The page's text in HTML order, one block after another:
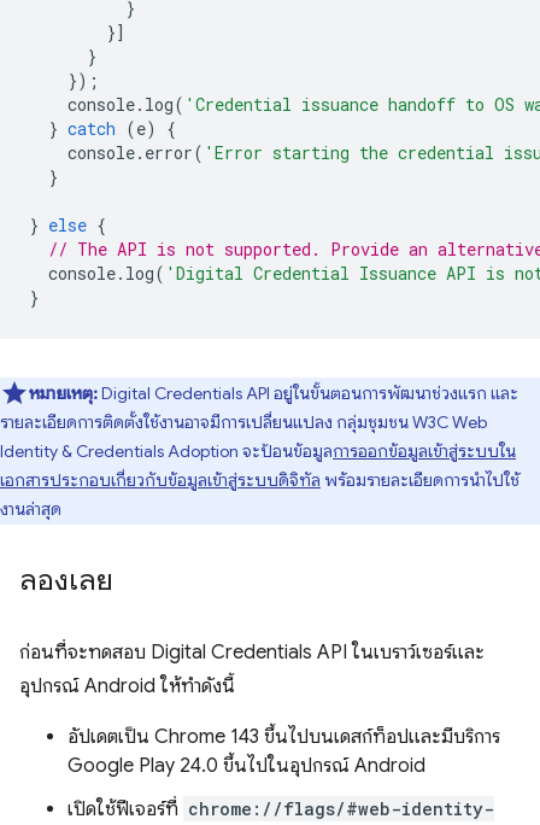
}
}]
}
});
console. log( 'Credential issuance handoff to OS
} catch (e)
{
console. error( 'Error starting the credential
}
} else {
// The API is not supported. Provide an alternative
console. log( 'Digital Credential Issuance API is
}
หมายเหตุ:Digital Credentials API อยู่ในขั้นตอนการพัฒนาช่วงแรก และ
รายละเอียดการติดตั้งใช้งานอาจมีการเปลี่ยนแปลง กลุ่มชุมชน W3C Web
Identity & Credentials Adoption จะป้อนข้อมูลการออกข้อมูลเข้าสู่ระบบใน
เอกสารประกอบเกี่ยวกับข้อมูลเข้าสู่ระบบดิจิทัล พร้อมรายละเอียดการนำไปใช้
งานล่าสุด
ลองเลย
ก่อนที่จะทดสอบ Digital Credentials API ในเบราว์เซอร์และ
อุปกรณ์ Android ให้ทำดังนี้
อัปเดตเป็น Chrome 143 ขึ้นไปบนเดสก์ท็อปและมีบริการ
Google Play 24.0 ขึ้นไปในอุปกรณ์ Android
เปิดใช้ฟีเจอร์ที่ chrome://flags/#web-identity-